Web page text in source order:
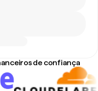
de confiança